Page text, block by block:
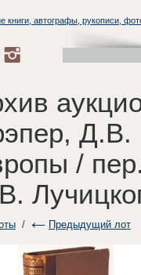
книги, автографы, рукописи,
Д.В.
/
/ Предыдущий лот